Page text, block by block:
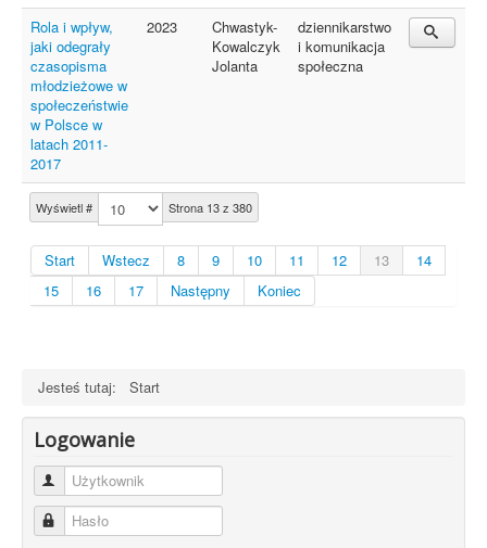
Wyświetl # Strona 13 z 380
Start Wstecz 8 9 10 11 12 13
14
15
16 17 Następny Koniec
Rola i wpływ,
jaki odegrały
czasopisma
młodzieżowe w
społeczeństwie
w Polsce w
latach 2011-
2017
2023
Chwastyk-
Kowalczyk
Jolanta
dziennikarstwo
i komunikacja
społeczna
Jesteś tutaj: Start
Logowanie
Użytkownik
Hasło